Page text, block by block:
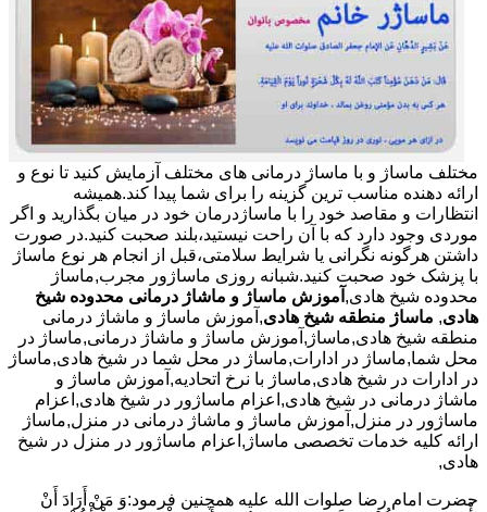
مختلف ماساژ و با ماساژ درمانی های مختلف آزمایش کنید تا نوع و
ارائه دهنده مناسب ترین گزینه را برای شما پیدا کند.همیشه
انتظارات و مقاصد خود را با ماساژدرمان خود در میان بگذارید و اگر
موردی وجود دارد که با آن راحت نیستید،بلند صحبت کنید.در صورت
داشتن هرگونه نگرانی یا شرایط سلامتی،قبل از انجام هر نوع ماساژ
با پزشک خود صحبت کنید.شبانه روزی ماساژور مجرب,ماساژ
محدوده شیخ هادی, آموزش ماساژ و ماشاژ درمانی محدوده شیخ
هادی, ماساژ منطقه شیخ هادی,آموزش ماساژ و ماشاژ درمانی
منطقه شیخ هادی,ماساژ,آموزش ماساژ و ماشاژ درمانی,ماساژ در
محل شما,ماساژ در ادارات,ماساژ در محل شما در شیخ هادی,ماساژ
در ادارات در شیخ هادی,ماساژ با نرخ اتحادیه,آموزش ماساژ و
ماشاژ درمانی در شیخ هادی,اعزام ماساژور در شیخ هادی,اعزام
ماساژور در منزل,آموزش ماساژ و ماشاژ درمانی در منزل,ماساژ
ارائه کلیه خدمات تخصصی ماساژ,اعزام ماساژور در منزل در شیخ
هادی,
حضرت امام رضا صلوات الله علیه همچنین فرمود:وَ مَنْ أَرَادَ أَنْ